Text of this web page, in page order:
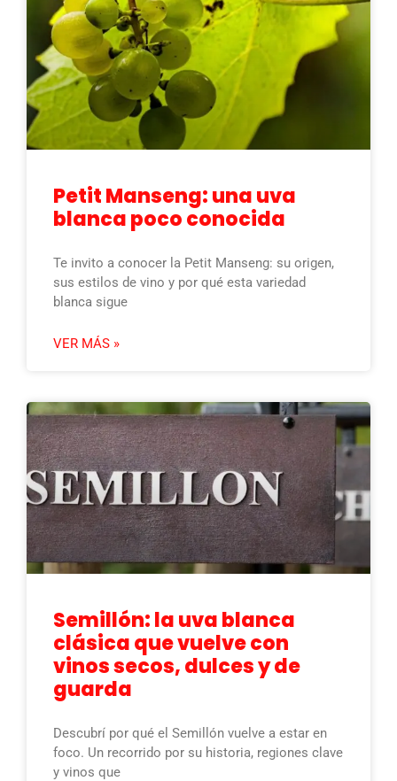
Petit Manseng: una uva
blanca poco conocida
Te invito a conocer la Petit Manseng: su origen,
sus estilos de vino y por qué esta variedad
blanca sigue
VER MÁS »
Semillón: la uva blanca
clásica que vuelve con
vinos secos, dulces y de
guarda
Descubrí por qué el Semillón vuelve a estar en
foco. Un recorrido por su historia, regiones clave
y vinos que